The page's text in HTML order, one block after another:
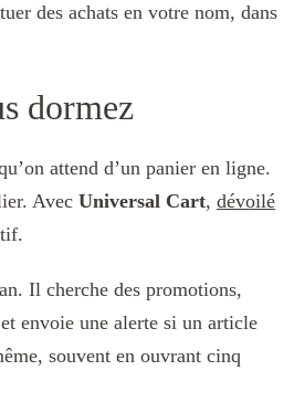
des achats en votre nom, dans
dormez
attend d’un panier en ligne.
Avec Universal Cart, dévoilé
Il cherche des promotions,
envoie une alerte si un article
souvent en ouvrant cinq